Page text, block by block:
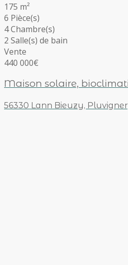
175 m²
6 Pièce(s)
4 Chambre(s)
2 Salle(s) de bain
Vente
440 000€
Maison solaire,
56330 Lann Bieuzy,